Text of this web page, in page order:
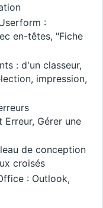
:
en-têtes, "Fiche
: d'un classeur,
impression,
Gérer une
de conception
croisés
: Outlook,